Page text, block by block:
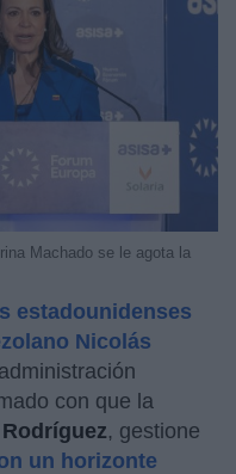
Machado se le agota la
estadounidenses
Nicolás
con que la
, gestione
un horizonte